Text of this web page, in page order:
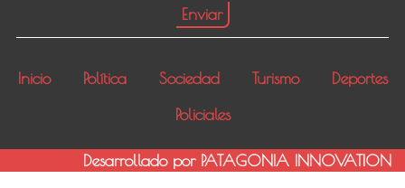
Inicio Política Sociedad Turismo
Deportes
Policiales
Desarrollado por PATAGONIA INNOVATION